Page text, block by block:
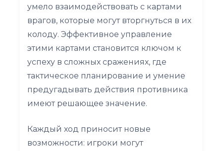
умело взаимодействовать с картами
врагов, которые могут вторгнуться в их
колоду. Эффективное управление
этими картами становится ключом к
успеху в сложных сражениях, где
тактическое планирование и умение
предугадывать действия противника
имеют решающее значение.
Каждый ход приносит новые
возможности: игроки могут